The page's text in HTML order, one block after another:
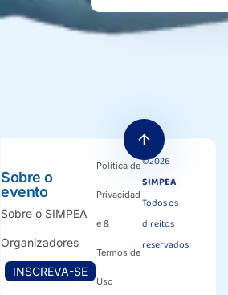
Sobre o
evento
Sobre o SIMPEA
Organizadores
INSCREVA-SE
Política de
Privacidad
e &
Termos de
Uso
©2026
SIMPEA·
Todos os
direitos
reservados